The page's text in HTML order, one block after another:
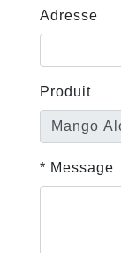
Adresse
Produit
* Message